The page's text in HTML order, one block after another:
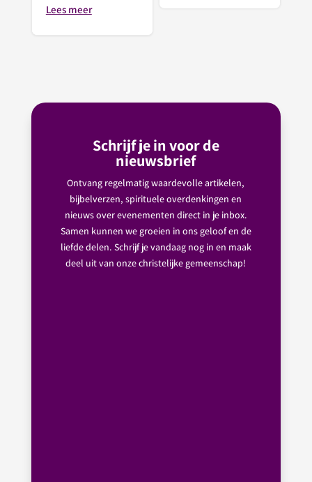
Lees meer
Schrijf je in voor de
nieuwsbrief
Ontvang regelmatig waardevolle artikelen,
bijbelverzen, spirituele overdenkingen en
nieuws over evenementen direct in je inbox.
Samen kunnen we groeien in ons geloof en de
liefde delen. Schrijf je vandaag nog in en maak
deel uit van onze christelijke gemeenschap!